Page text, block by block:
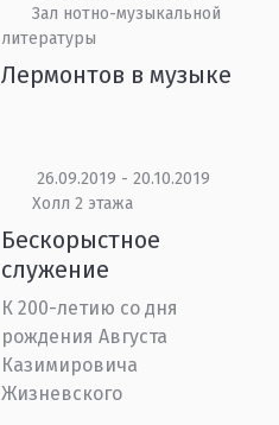
Зал нотно-музыкальной
литературы
Лермонтов в музыке
26.09.2019 - 20.10.2019
Холл 2 этажа
Бескорыстное
служение
К 200-летию со дня
рождения Августа
Казимировича
Жизневского